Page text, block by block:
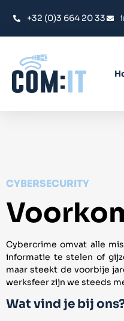
+32 (0)3 664 20 33
CYBERSECURITY
Cybercrime omvat alle
informatie te stelen of
maar steekt de voorbije
werksfeer zijn we steeds
Wat vind je bij